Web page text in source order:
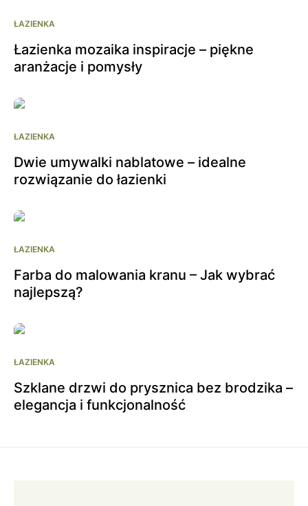
ŁAZIENKA
Łazienka mozaika inspiracje – piękne
aranżacje i pomysły
ŁAZIENKA
Dwie umywalki nablatowe – idealne
rozwiązanie do łazienki
ŁAZIENKA
Farba do malowania kranu – Jak wybrać
najlepszą?
ŁAZIENKA
Szklane drzwi do prysznica bez brodzika –
elegancja i funkcjonalność